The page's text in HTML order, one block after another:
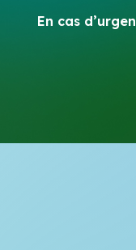
En cas